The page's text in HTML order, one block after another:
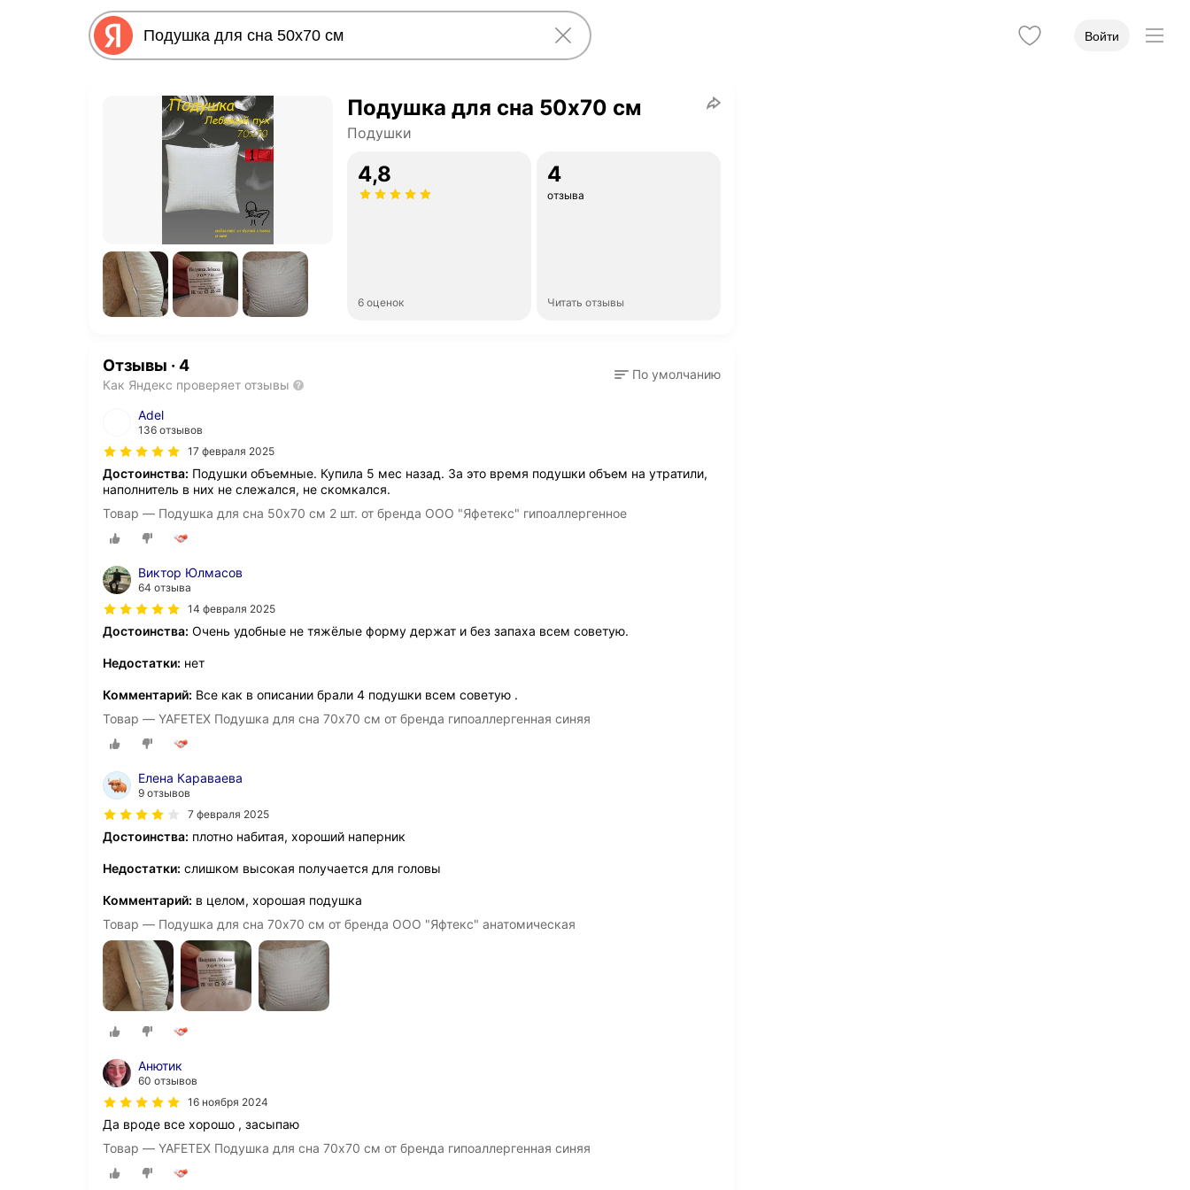
Войти
Подушка для сна 50х70 см
Подушки
4,8
6 оценок
4
отзыва
Читать отзывы
Отзывы · 4
Как Яндекс проверяет отзывы
По умолчанию
Adel
136 отзывов
17 февраля 2025
Достоинства: Подушки объемные. Купила 5 мес назад. За это время подушки объем на утратили,
наполнитель в них не слежался, не скомкался.
Товар — Подушка для сна 50х70 см 2 шт. от бренда ООО "Яфетекс" гипоаллергенное
Виктор Юлмасов
64 отзыва
14 февраля 2025
Достоинства: Очень удобные не тяжёлые форму держат и без запаха всем советую.
Недостатки: нет
Комментарий: Все как в описании брали 4 подушки всем советую .
Товар — YAFETEX Подушка для сна 70х70 см от бренда гипоаллергенная синяя
Елена Караваева
9 отзывов
7 февраля 2025
Достоинства: плотно набитая, хороший наперник
Недостатки: слишком высокая получается для головы
Комментарий: в целом, хорошая подушка
Товар — Подушка для сна 70х70 см от бренда ООО "Яфтекс" анатомическая
Анютик
60 отзывов
16 ноября 2024
Да вроде все хорошо , засыпаю
Товар — YAFETEX Подушка для сна 70х70 см от бренда гипоаллергенная синяя